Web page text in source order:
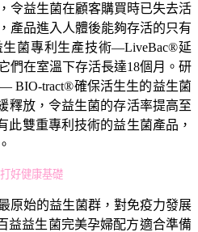
令益生菌在顧客購買時已失去活
產品進入人體後能夠存活的只有
生菌專利生產技術—LiveBac®延
們在室溫下存活長達18個月。研
BIO-tract®確保活生生的益生菌
釋放，令益生菌的存活率提高至
此雙重專利技術的益生菌產品，
好健康基礎
原始的益生菌群，對免疫力發展
益益生菌完美孕婦配方適合準備